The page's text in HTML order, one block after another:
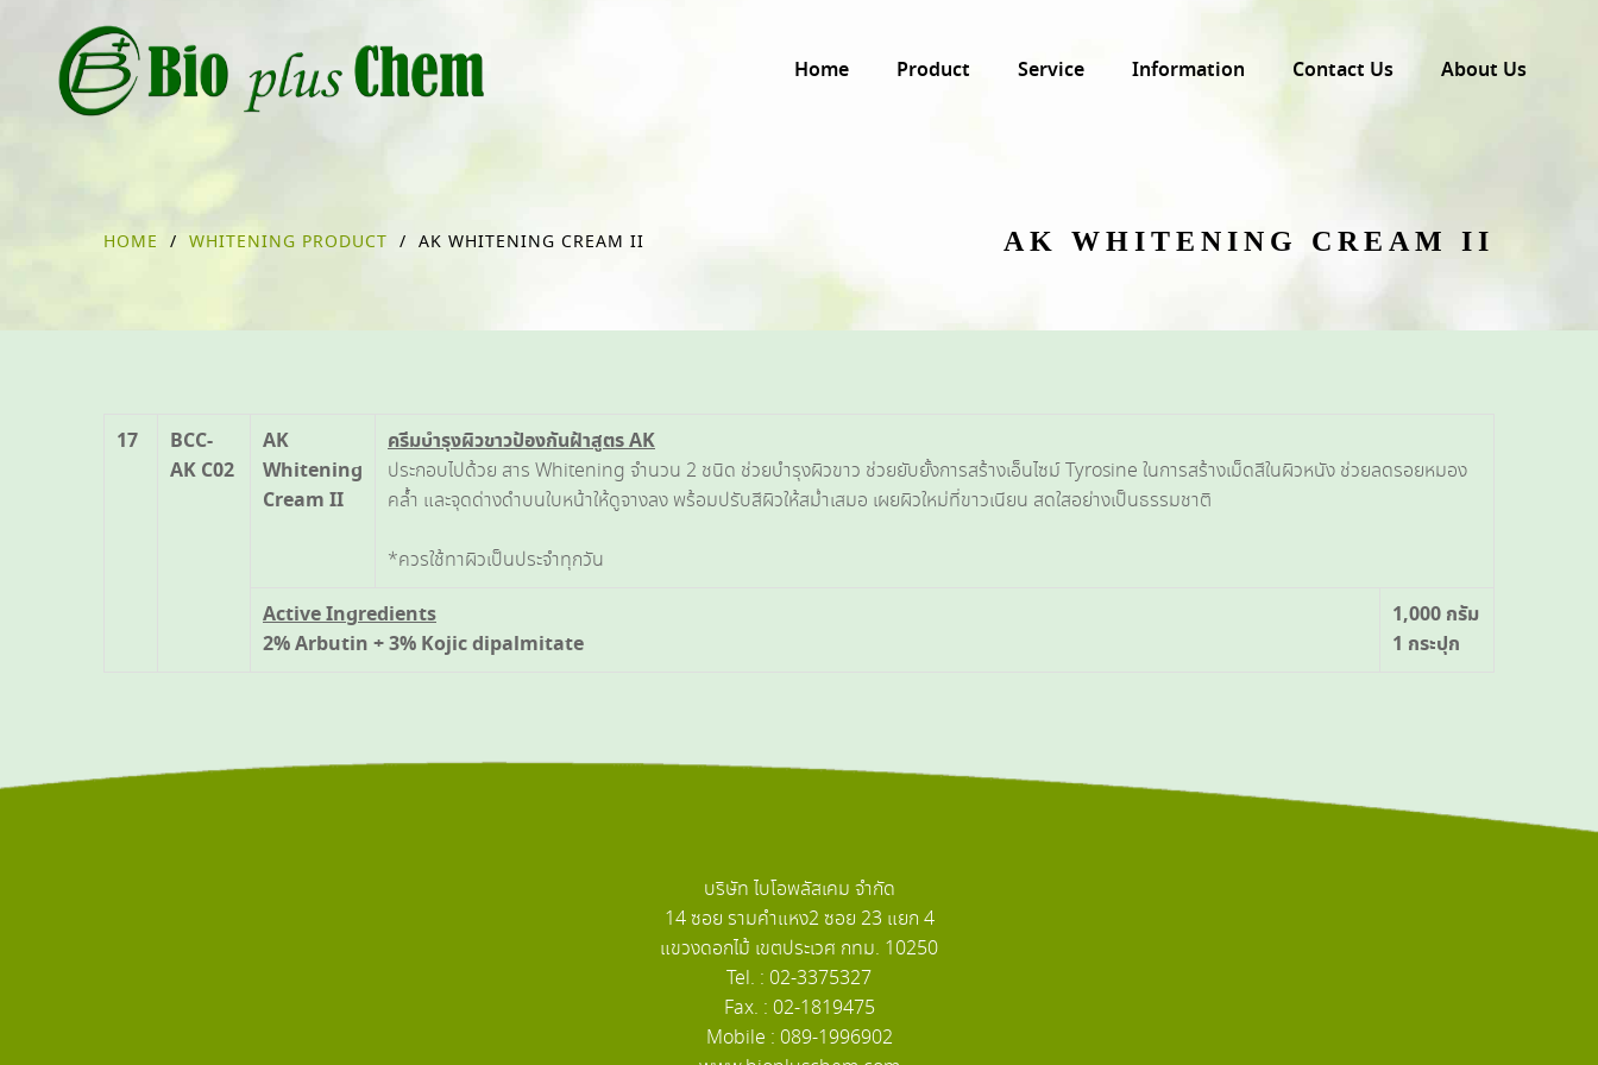
Home Product Service Information Contact Us About Us
HOME / WHITENING PRODUCT / AK WHITENING CREAM II AK WHITENING CREAM II
17
BCC-
AK C02
AK
Whitening
Cream II
ครีมบำรุงผิวขาวป้องกันฝ้าสูตรAK
ประกอบไปด้วย สาร Whitening จำนวน 2 ชนิด ช่วยบำรุงผิวขาว ช่วยยับยั้งการสร้างเอ็นไซม์ Tyrosine ในการสร้างเม็ดสีในผิวหนัง ช่วยลดรอยหมอง
คล้ำ และจุดด่างดำบนใบหน้าให้ดูจางลง พร้อมปรับสีผิวให้สม่ำเสมอ เผยผิวใหม่ที่ขาวเนียน สดใสอย่างเป็นธรรมชาติ
*ควรใช้ทาผิวเป็นประจำทุกวัน
Active Ingredients
2% Arbutin + 3% Kojic dipalmitate
1,000 กรัม
1 กระปุก
บริษัท ไบโอพลัสเคม จำกัด
14 ซอย รามคำแหง2 ซอย 23 แยก 4
แขวงดอกไม้ เขตประเวศ กทม. 10250
Tel. : 02-3375327
Fax. : 02-1819475
Mobile : 089-1996902